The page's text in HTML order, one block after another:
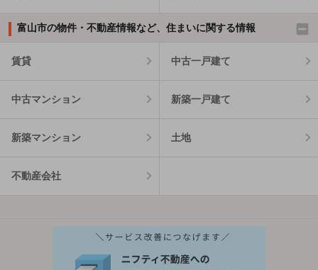
富山市の物件・不動産情報など、住まいに関する情報
賃貸 中古一戸建て
中古マンション 新築一戸建て
新築マンション 土地
不動産会社